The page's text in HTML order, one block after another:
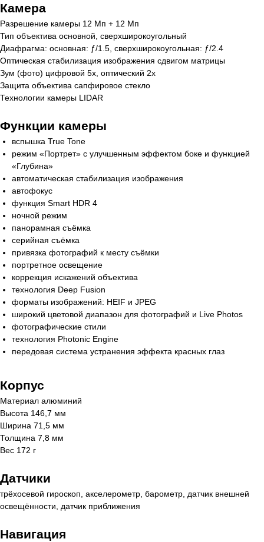
Камера
Разрешение камеры 12 Мп + 12 Мп
Тип объектива основной, сверхширокоугольный
Диафрагма: основная: ƒ/1.5, сверхшироко­угольная: ƒ/2.4
Оптическая стабилизация изображения сдвигом матрицы
Зум (фото) цифровой 5x, оптический 2x
Защита объектива сапфировое стекло
Технологии камеры LIDAR
Функции камеры
вспышка True Tone
режим «Портрет» с улучшенным эффектом боке и функцией
«Глубина»
автоматическая стабилизация изображения
автофокус
функция Smart HDR 4
ночной режим
панорамная съёмка
серийная съëмка
привязка фотографий к месту съёмки
портретное освещение
коррекция искажений объектива
технология Deep Fusion
форматы изображений: HEIF и JPEG
широкий цветовой диапазон для фотографий и Live Photos
фотографические стили
технология Photonic Engine
передовая система устранения эффекта красных глаз
Корпус
Материал алюминий
Высота 146,7 мм
Ширина 71,5 мм
Толщина 7,8 мм
Вес 172 г
Датчики
трёхосевой гироскоп, акселерометр, барометр, датчик внешней
освещённости, датчик приближения
Навигация
Остались вопросы,
нужна помощь?
Закажите бесплатный звонок и наши
специалисты ответят на все ваши
вопросы.
Заказать звонок
Отправляя заявку вы подтверждаете что
ознакомлен(-ы) с
конфиденциальности